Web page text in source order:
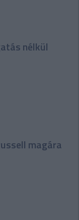
nélkül
magára